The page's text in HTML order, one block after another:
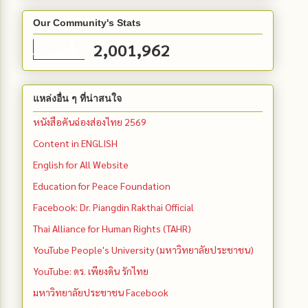
Our Community's Stats
2,001,962
แหล่งอื่น ๆ ที่น่าสนใจ
หนังสือคันฉ่องส่องไทย 2569
Content in ENGLISH
English for All Website
Education for Peace Foundation
Facebook: Dr. Piangdin Rakthai Official
Thai Alliance for Human Rights (TAHR)
YouTube People's University (มหาวิทยาลัยประชาชน)
YouTube: ดร. เพียงดิน รักไทย
มหาวิทยาลัยประชาชน Facebook